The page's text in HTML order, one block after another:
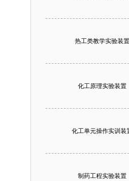
热工类教学实验装置
化工原理实验装置
化工单元操作实训装
制药工程实验装置